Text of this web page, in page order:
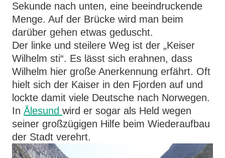
Sekunde nach unten, eine beeindruckende
Menge. Auf der Brücke wird man beim
darüber gehen etwas geduscht.
Der linke und steilere Weg ist der „Keiser
Wilhelm sti“. Es lässt sich erahnen, dass
Wilhelm hier große Anerkennung erfährt. Oft
hielt sich der Kaiser in den Fjorden auf und
lockte damit viele Deutsche nach Norwegen.
In Ålesund wird er sogar als Held wegen
seiner großzügigen Hilfe beim Wiederaufbau
der Stadt verehrt.